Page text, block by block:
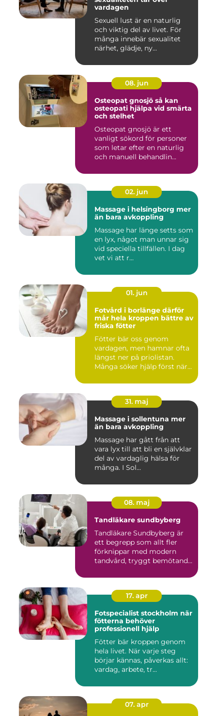
vardagen
Sexuell lust är en naturlig
och viktig del av livet. För
många innebär sexualitet
närhet, glädje, ny...
08. jun
Osteopat gnosjö så kan
osteopati hjälpa vid smärta
och stelhet
Osteopat gnosjö är ett
vanligt sökord för personer
som letar efter en naturlig
och manuell behandlin...
02. jun
Massage i helsingborg mer
än bara avkoppling
Massage har länge setts som
en lyx, något man unnar sig
vid speciella tillfällen. I dag
vet vi att r...
01. jun
Fotvård i borlänge därför
mår hela kroppen bättre av
friska fötter
Fötter bär oss genom
vardagen, men hamnar ofta
längst ner på priolistan.
Många söker hjälp först när...
31. maj
Massage i sollentuna mer
än bara avkoppling
Massage har gått från att
vara lyx till att bli en självklar
del av vardaglig hälsa för
många. I Sol...
08. maj
Tandläkare sundbyberg
Tandläkare Sundbyberg är
ett begrepp som allt fler
förknippar med modern
tandvård, tryggt bemötande
17. apr
Fotspecialist stockholm när
fötterna behöver
professionell hjälp
Fötter bär kroppen genom
hela livet. När varje steg
börjar kännas, påverkas allt:
vardag, arbete, tr...
07. apr